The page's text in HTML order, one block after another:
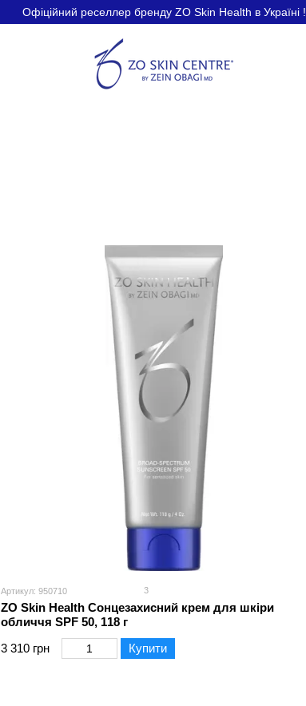
Офіційний реселлер бренду ZO Skin Health в Україні !
Артикул: 950710 3
ZO Skin Health Сонцезахисний крем для шкіри
обличчя SPF 50, 118 г
3 310 грн
Купити